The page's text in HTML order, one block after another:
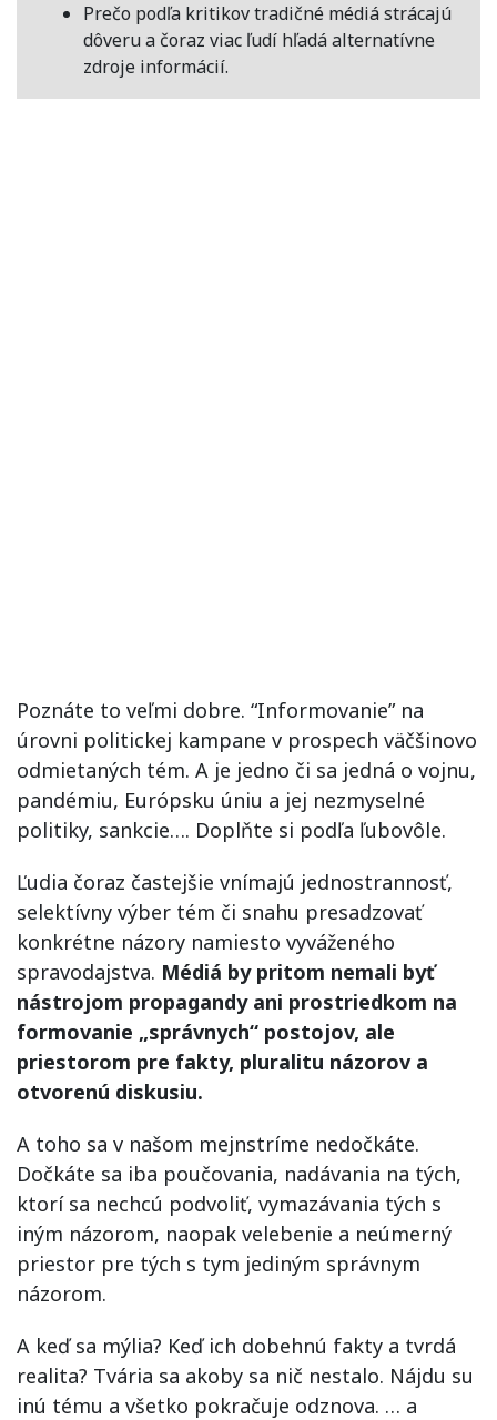
Prečo podľa kritikov tradičné médiá strácajú
dôveru a čoraz viac ľudí hľadá alternatívne
zdroje informácií.
Poznáte to veľmi dobre. “Informovanie” na
úrovni politickej kampane v prospech väčšinovo
odmietaných tém. A je jedno či sa jedná o vojnu,
pandémiu, Európsku úniu a jej nezmyselné
politiky, sankcie…. Doplňte si podľa ľubovôle.
Ľudia čoraz častejšie vnímajú jednostrannosť,
selektívny výber tém či snahu presadzovať
konkrétne názory namiesto vyváženého
spravodajstva. Médiá by pritom nemali byť
nástrojom propagandy ani prostriedkom na
formovanie „správnych“ postojov, ale
priestorom pre fakty, pluralitu názorov a
otvorenú diskusiu.
A toho sa v našom mejnstríme nedočkáte.
Dočkáte sa iba poučovania, nadávania na tých,
ktorí sa nechcú podvoliť, vymazávania tých s
iným názorom, naopak velebenie a neúmerný
priestor pre tých s tym jediným správnym
názorom.
A keď sa mýlia? Keď ich dobehnú fakty a tvrdá
realita? Tvária sa akoby sa nič nestalo. Nájdu su
inú tému a všetko pokračuje odznova. … a